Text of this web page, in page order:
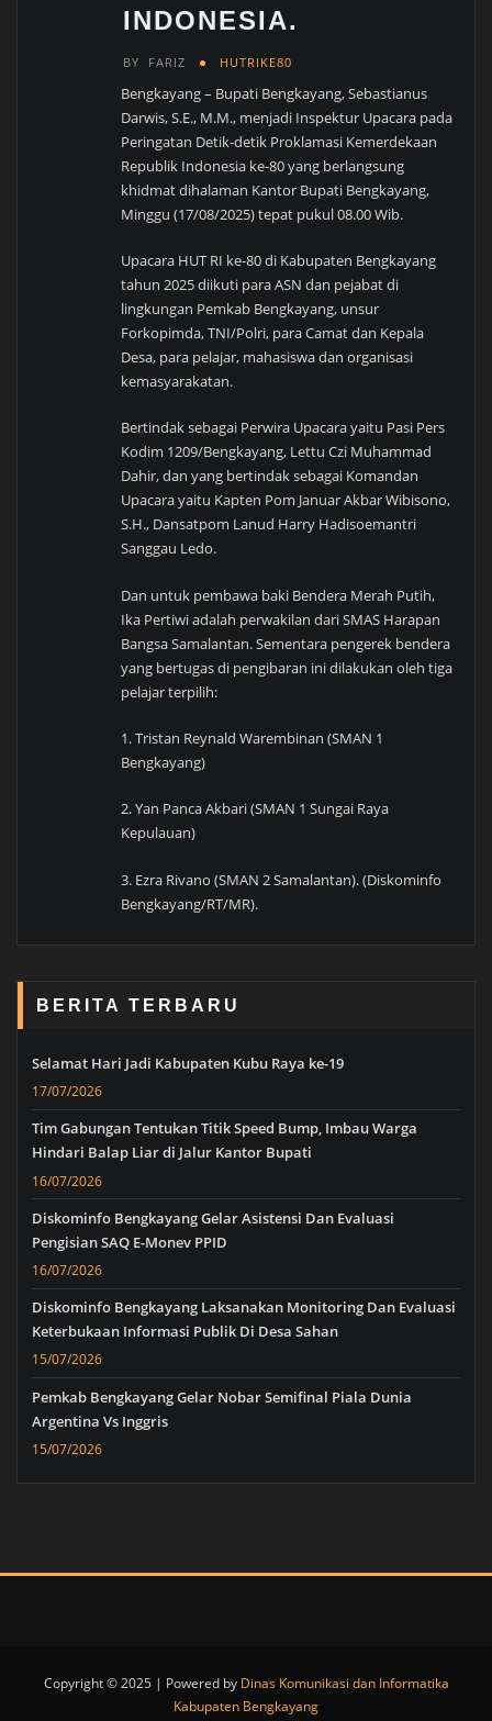
INDONESIA.
BY FARIZ HUTRIKE80
Bengkayang – Bupati Bengkayang, Sebastianus
Darwis, S.E., M.M., menjadi Inspektur Upacara pada
Peringatan Detik-detik Proklamasi Kemerdekaan
Republik Indonesia ke-80 yang berlangsung
khidmat dihalaman Kantor Bupati Bengkayang,
Minggu (17/08/2025) tepat pukul 08.00 Wib.
Upacara HUT RI ke-80 di Kabupaten Bengkayang
tahun 2025 diikuti para ASN dan pejabat di
lingkungan Pemkab Bengkayang, unsur
Forkopimda, TNI/Polri, para Camat dan Kepala
Desa, para pelajar, mahasiswa dan organisasi
kemasyarakatan.
Bertindak sebagai Perwira Upacara yaitu Pasi Pers
Kodim 1209/Bengkayang, Lettu Czi Muhammad
Dahir, dan yang bertindak sebagai Komandan
Upacara yaitu Kapten Pom Januar Akbar Wibisono,
S.H., Dansatpom Lanud Harry Hadisoemantri
Sanggau Ledo.
Dan untuk pembawa baki Bendera Merah Putih,
Ika Pertiwi adalah perwakilan dari SMAS Harapan
Bangsa Samalantan. Sementara pengerek bendera
yang bertugas di pengibaran ini dilakukan oleh tiga
pelajar terpilih:
1. Tristan Reynald Warembinan (SMAN 1
Bengkayang)
2. Yan Panca Akbari (SMAN 1 Sungai Raya
Kepulauan)
3. Ezra Rivano (SMAN 2 Samalantan). (Diskominfo
Bengkayang/RT/MR).
BERITA TERBARU
Selamat Hari Jadi Kabupaten Kubu Raya ke-19
17/07/2026
Tim Gabungan Tentukan Titik Speed Bump, Imbau Warga
Hindari Balap Liar di Jalur Kantor Bupati
16/07/2026
Diskominfo Bengkayang Gelar Asistensi Dan Evaluasi
Pengisian SAQ E-Monev PPID
16/07/2026
Diskominfo Bengkayang Laksanakan Monitoring Dan Evaluasi
Keterbukaan Informasi Publik Di Desa Sahan
15/07/2026
Pemkab Bengkayang Gelar Nobar Semifinal Piala Dunia
Argentina Vs Inggris
15/07/2026
Copyright © 2025 | Powered by Dinas Komunikasi dan Informatika
Kabupaten Bengkayang